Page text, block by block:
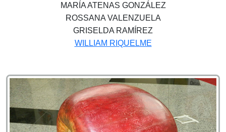
MARÍA ATENAS GONZÁLEZ
ROSSANA VALENZUELA
GRISELDA RAMÍREZ
WILLIAM RIQUELME